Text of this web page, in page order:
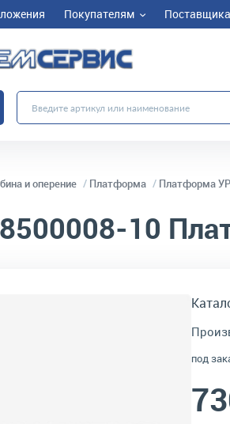
Покупателям
и оперение Платформа Платформа
10
под